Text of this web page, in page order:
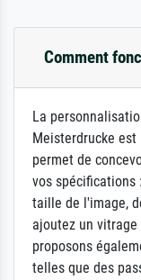
Comment
La
Meisterdrucke
permet de
vos spécifications
taille de l'image,
ajoutez un
proposons
telles que des